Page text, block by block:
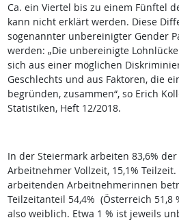
Ca. ein Viertel bis zu einem Fünftel
kann nicht erklärt werden. Diese
sogenannter unbereinigter Gender
werden: „Die unbereinigte
sich aus einer möglichen
Geschlechts und aus Faktoren, die
begründen, zusammen“, so Erich
Statistiken, Heft 12/2018.
In der Steiermark arbeiten 83,6%
Arbeitnehmer Vollzeit, 15,1%
arbeitenden Arbeitnehmerinnen
Teilzeitanteil 54,4% (Österreich 51,8
also weiblich. Etwa 1 % ist jeweils